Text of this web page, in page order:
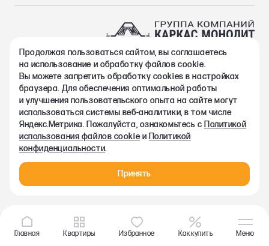
2002-2026. Группа компаний Каркас Монолит
Политика конфиденциальности
Правовая информация
Согласие на обработку персональных данных
Согласие на получение рекламно-информационных материалов
Любая информация, представленная на данном сайте, носит
исключительно информационный характер и ни при каких
условиях не является публичной офертой, определяемой
Главная Квартиры Избранное Как купить Меню
Продолжая пользоваться сайтом, вы соглашаетесь
на использование и обработку файлов cookie.
Вы можете запретить обработку сookies в настройках
браузера. Для обеспечения оптимальной работы
и улучшения пользовательского опыта на сайте могут
использоваться системы веб-аналитики, в том числе
Яндекс.Метрика. Пожалуйста, ознакомьтесь с Политикой
использования файлов cookieи Политикой
конфиденциальности.
Принять